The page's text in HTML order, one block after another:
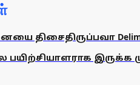
திசைதிருப்பவா
இருக்க